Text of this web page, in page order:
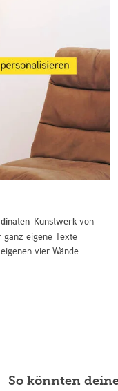
Kunstwerk von
ganz eigene Texte
vier Wände.
So könnten